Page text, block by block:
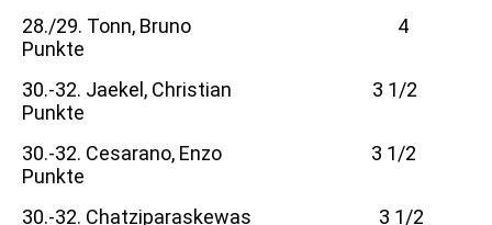
28./29. Tonn, Bruno 4
Punkte
30.-32. Jaekel, Christian 3 1/2
Punkte
30.-32. Cesarano, Enzo 3 1/2
Punkte
30.-32. Chatziparaskewas 3 1/2